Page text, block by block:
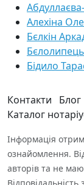
Алехіна
Бєлкін
Бідило
Контакти Блог
Каталог
Інформація
ознайомлення.
авторів та не